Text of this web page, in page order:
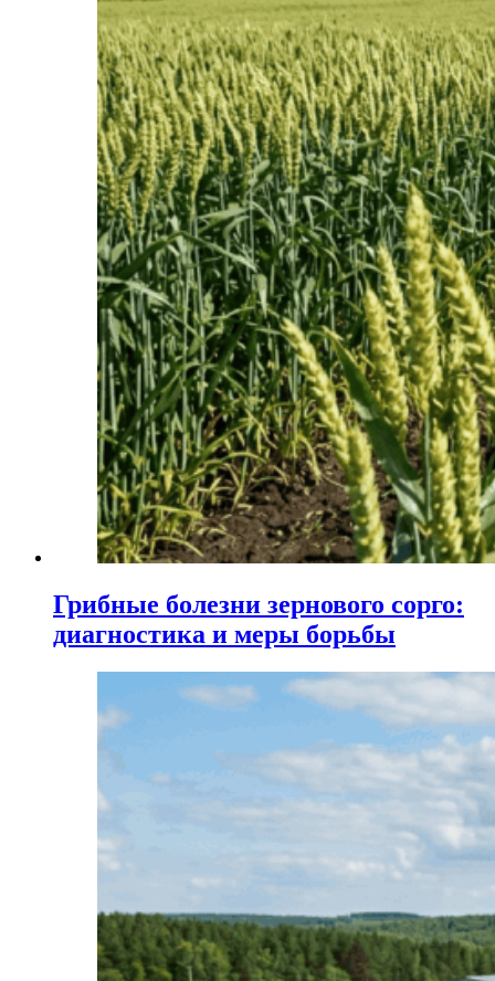
Грибные болезни зернового сорго:
диагностика и меры борьбы